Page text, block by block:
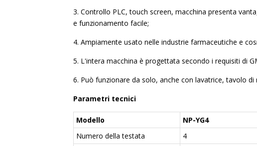
3. Controllo PLC, touch screen, macchina presenta
e funzionamento facile;
4. Ampiamente usato nelle industrie farmaceutiche e
5. L'intera macchina è progettata secondo i requisiti di
6. Può funzionare da solo, anche con lavatrice, tavolo
Parametri tecnici
Modello NP-YG4
Numero della testata
4